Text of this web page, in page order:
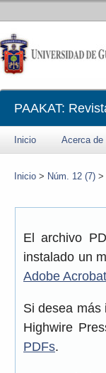
PAAKAT:
Inicio Acerca de
Inicio > Núm. 12 (7) >
El archivo
instalado un
Adobe
Si desea más
Highwire
PDFs.